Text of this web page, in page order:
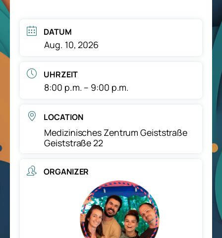
DATUM
Aug. 10, 2026
UHRZEIT
8:00 p.m. – 9:00 p.m.
LOCATION
Medizinisches Zentrum Geiststraße
Geiststraße 22
ORGANIZER